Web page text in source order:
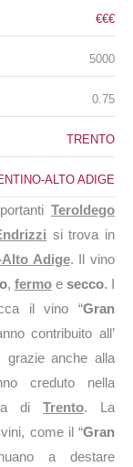
€€€
5000
0.75
TRENTO
ALTO ADIGE
Teroldego
si trova in
Adige. Il vino
, fermoe secco. I
il vino “Gran
contribuito all’
grazie anche alla
creduto nella
di Trento. La
come il “Gran
a destare